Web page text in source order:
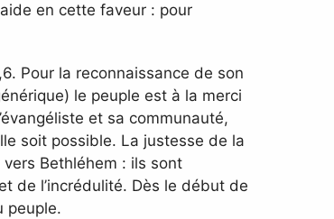
en cette faveur : pour
Pour la reconnaissance de son
le peuple est à la merci
et sa communauté,
soit possible. La justesse de la
Bethléhem : ils sont
de l’incrédulité. Dès le début de
peuple.